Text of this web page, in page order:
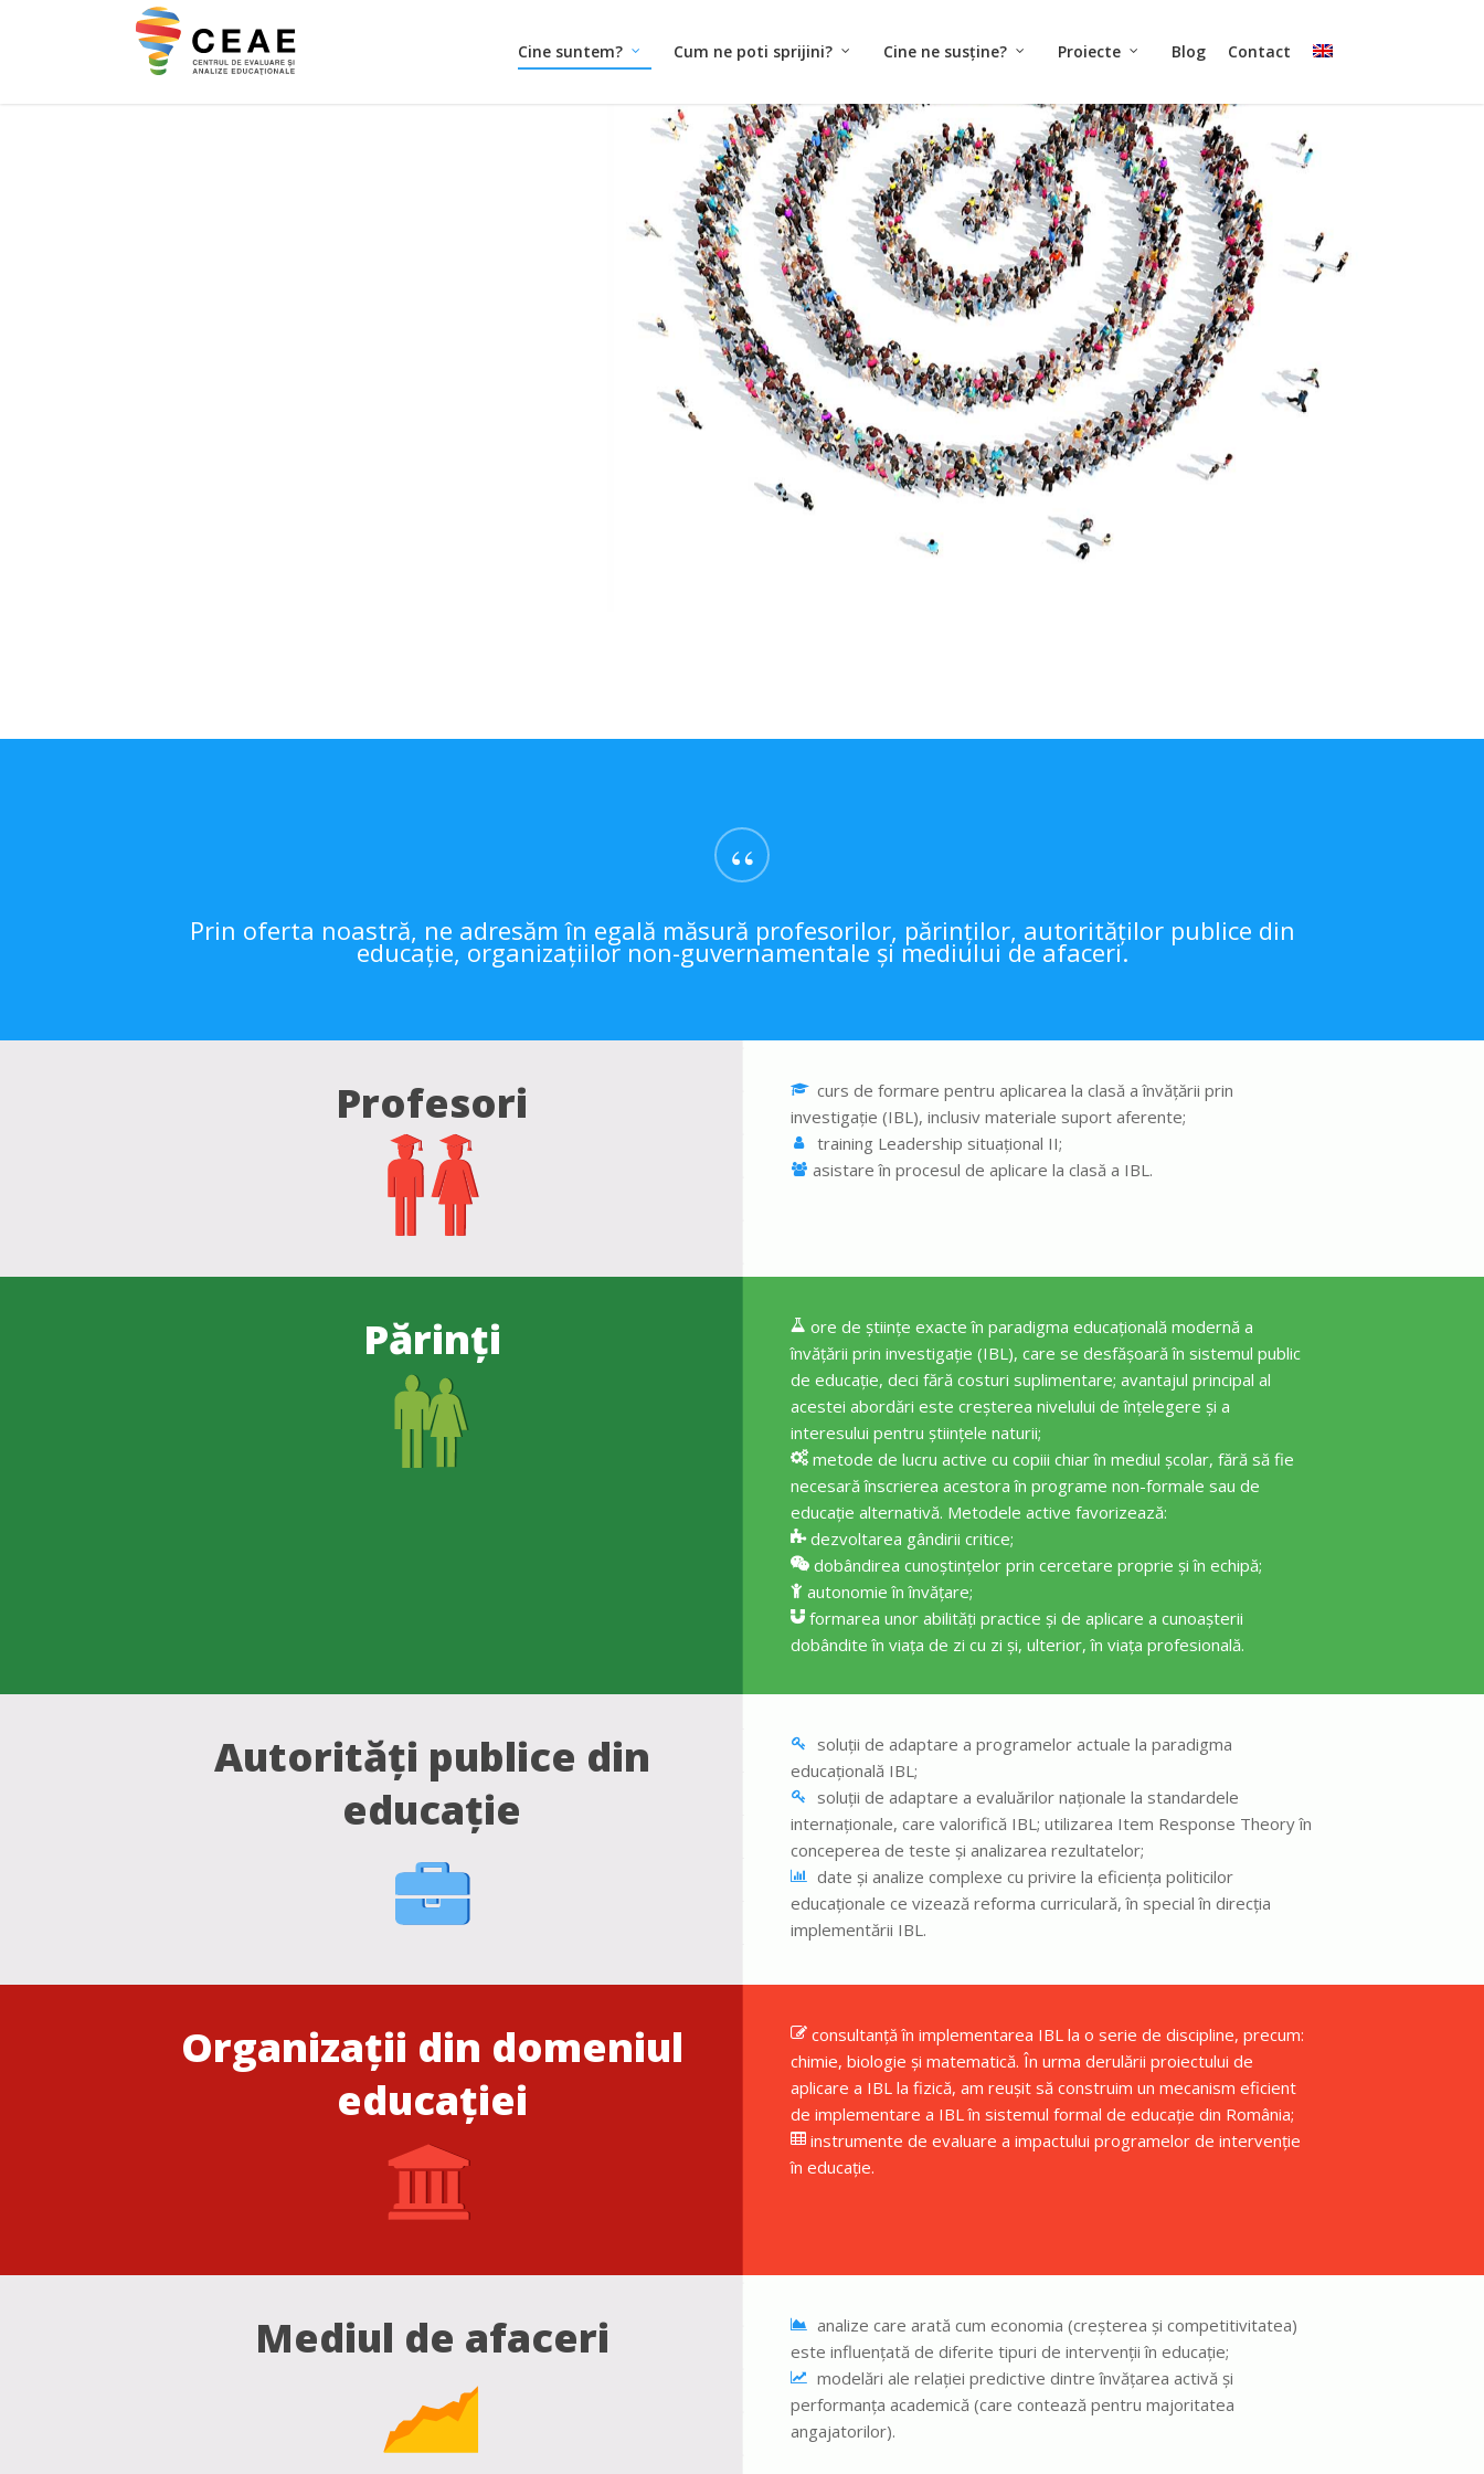
Cine suntem? Cum ne poti sprijini? Cine ne susține? Proiecte Blog Contact
“
Prin oferta noastră, ne adresăm în egală măsură profesorilor, părinților, autorităților publice din
educație, organizațiilor non-guvernamentale și mediului de afaceri.
Profesori
curs de formare pentru aplicarea la clasă a învățării prin
investigație (IBL), inclusiv materiale suport aferente;
training Leadership situațional II;
asistare în procesul de aplicare la clasă a IBL.
Părinți
ore de științe exacte în paradigma educațională modernă a
învățării prin investigație (IBL), care se desfășoară în sistemul public
de educație, deci fără costuri suplimentare; avantajul principal al
acestei abordări este creșterea nivelului de înțelegere și a
interesului pentru științele naturii;
metode de lucru active cu copiii chiar în mediul școlar, fără să fie
necesară înscrierea acestora în programe non-formale sau de
educație alternativă. Metodele active favorizează:
dezvoltarea gândirii critice;
dobândirea cunoștințelor prin cercetare proprie și în echipă;
autonomie în învățare;
formarea unor abilități practice și de aplicare a cunoașterii
dobândite în viața de zi cu zi și, ulterior, în viața profesională.
Autorități publice din
educație
soluții de adaptare a programelor actuale la paradigma
educațională IBL;
soluții de adaptare a evaluărilor naționale la standardele
internaționale, care valorifică IBL; utilizarea Item Response Theory în
conceperea de teste și analizarea rezultatelor;
date și analize complexe cu privire la eficiența politicilor
educaționale ce vizează reforma curriculară, în special în direcția
implementării IBL.
Organizații din domeniul
educației
consultanță în implementarea IBL la o serie de discipline, precum:
chimie, biologie și matematică. În urma derulării proiectului de
aplicare a IBL la fizică, am reușit să construim un mecanism eficient
de implementare a IBL în sistemul formal de educație din România;
instrumente de evaluare a impactului programelor de intervenție
în educație.
Mediul de afaceri
analize care arată cum economia (creșterea și competitivitatea)
este influențată de diferite tipuri de intervenții în educație;
modelări ale relației predictive dintre învățarea activă și
performanța academică (care contează pentru majoritatea
angajatorilor).